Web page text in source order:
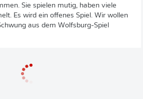
Sie spielen mutig, haben viele
Es wird ein offenes Spiel. Wir wollen
aus dem Wolfsburg-Spiel